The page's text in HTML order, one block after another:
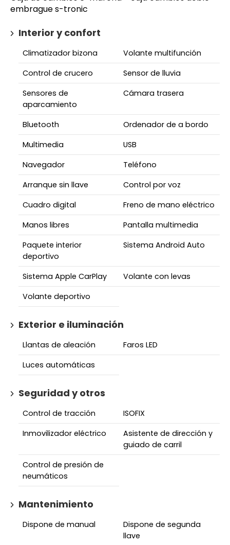
embrague s-tronic
Interior y confort
Climatizador bizona
Volante multifunción
Control de crucero
Sensor de lluvia
Sensores de
aparcamiento
Cámara trasera
Bluetooth
Ordenador de a bordo
Multimedia
USB
Navegador
Teléfono
Arranque sin llave
Control por voz
Cuadro digital
Freno de mano eléctrico
Manos libres
Pantalla multimedia
Paquete interior
deportivo
Sistema Android Auto
Sistema Apple CarPlay
Volante con levas
Volante deportivo
Exterior e iluminación
Llantas de aleación
Faros LED
Luces automáticas
Seguridad y otros
Control de tracción
ISOFIX
Inmovilizador eléctrico
Asistente de dirección y
guiado de carril
Control de presión de
neumáticos
Mantenimiento
Dispone de manual
Dispone de segunda
llave